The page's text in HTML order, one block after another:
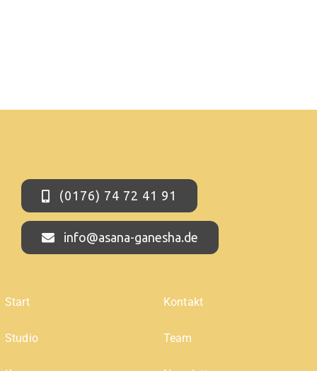
(0176) 74 72 41 91
info@asana-ganesha.de
Start
Studio
Kontakt
Team